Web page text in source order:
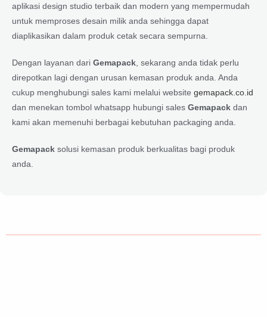
aplikasi design studio terbaik dan modern yang mempermudah
untuk memproses desain milik anda sehingga dapat
diaplikasikan dalam produk cetak secara sempurna.
Dengan layanan dari Gemapack , sekarang anda tidak perlu
direpotkan lagi dengan urusan kemasan produk anda. Anda
cukup menghubungi sales kami melalui website gemapack.co.id
dan menekan tombol whatsapp hubungi sales Gemapack dan
kami akan memenuhi berbagai kebutuhan packaging anda.
Gemapack solusi kemasan produk berkualitas bagi produk
anda.